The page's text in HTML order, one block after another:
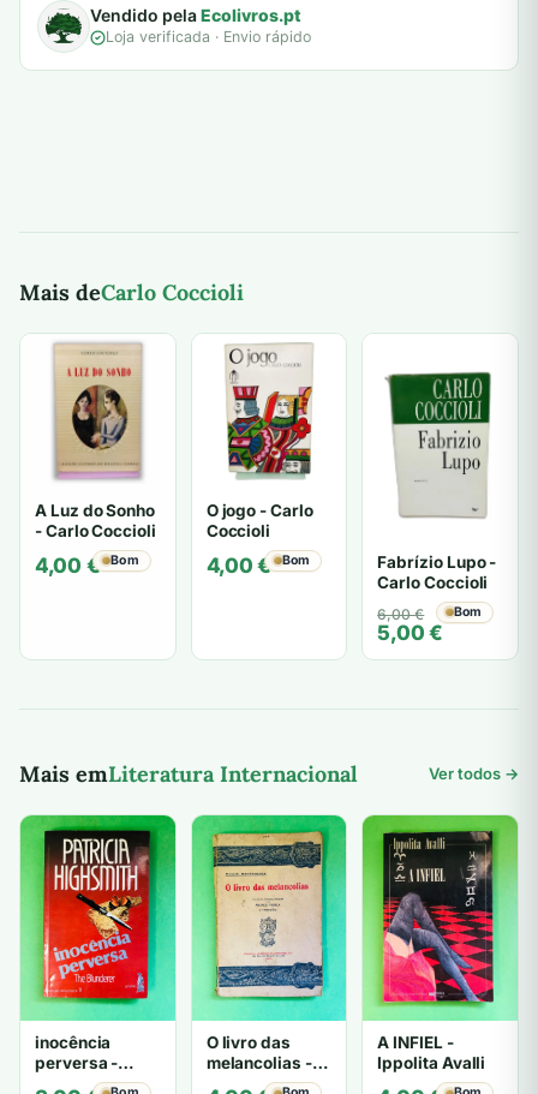
Vendido pelaEcolivros.pt
Loja verificada · Envio rápido
Mais deCarlo Coccioli
A Luz do Sonho
- Carlo Coccioli
4,00 € Bom
O jogo - Carlo
Coccioli
4,00€ Bom
Fabrízio Lupo -
Carlo Coccioli
6,00€
O
preço
original
6,00 €.
5,00€
O
preço
atual
5,00 €.
Bom
Mais emLiteratura Internacional Ver todos →
inocência
perversa -
PATRICIA
O livro das
melancolias -
A INFIEL -
Ippolita Avalli